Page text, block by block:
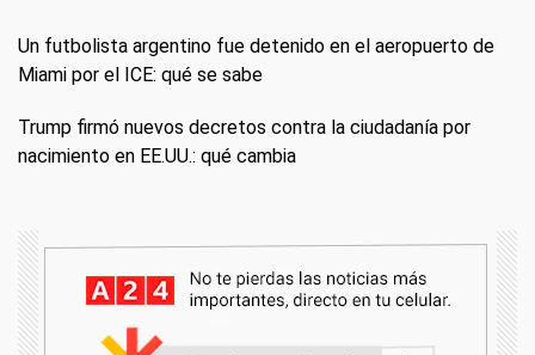
Un futbolista argentino fue detenido en el aeropuerto de
Miami por el ICE: qué se sabe
Trump firmó nuevos decretos contra la ciudadanía por
nacimiento en EE.UU.: qué cambia